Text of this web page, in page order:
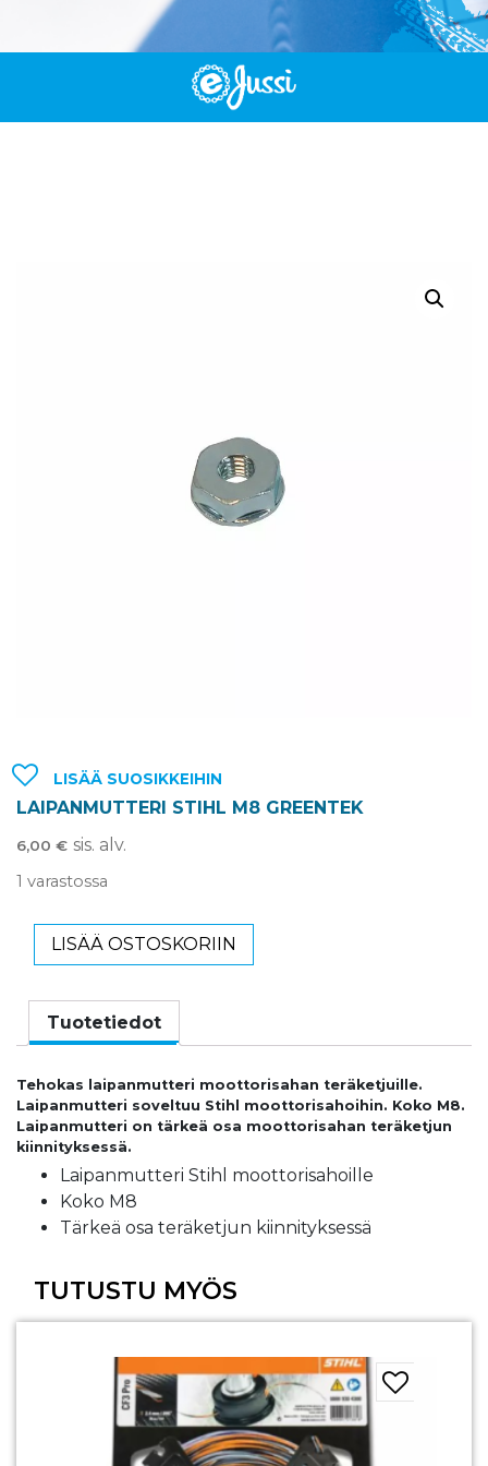
LISÄÄ SUOSIKKEIHIN
LAIPANMUTTERI STIHL M8 GREENTEK
6,00 € sis. alv.
1 varastossa
LISÄÄ OSTOSKORIIN
Tuotetiedot
Tehokas laipanmutteri moottorisahan teräketjuille.
Laipanmutteri soveltuu Stihl moottorisahoihin. Koko M8.
Laipanmutteri on tärkeä osa moottorisahan teräketjun
kiinnityksessä.
Laipanmutteri Stihl moottorisahoille
Koko M8
Tärkeä osa teräketjun kiinnityksessä
TUTUSTU MYÖS